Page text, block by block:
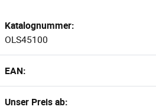
Katalognummer:
OLS45100
EAN:
Unser Preis ab: